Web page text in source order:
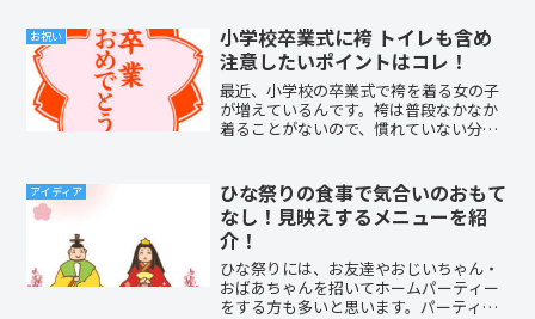
し、有酸素運動を行った人全員が必ずし
も良い効果をもたらしていると...
お祝い
小学校卒業式に袴 トイレも含め
注意したいポイントはコレ！
最近、小学校の卒業式で袴を着る女の子
が増えているんです。袴は普段なかなか
着ることがないので、慣れていない分、
うので家で階段の昇り降りをする時・椅
子に座る時・トイレに行く時の注意点を
教えてあげるといいですね(^-^)
アイディア
ひな祭りの食事で気合いのおもて
なし！見映えするメニューを紹
介！
ひな祭りには、お友達やおじいちゃん・
おばあちゃんを招いてホームパーティー
をする方も多いと思います。パーティー